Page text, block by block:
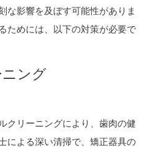
な影響を及ぼす可能性がありま
ためには、以下の対策が必要で
ング
クリーニングにより、歯肉の健
による深い清掃で、矯正器具の